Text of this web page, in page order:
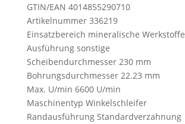
GTIN/EAN 4014855290710
Artikelnummer 336219
Einsatzbereich mineralische Werkstoffe
Ausführung sonstige
Scheibendurchmesser 230 mm
Bohrungsdurchmesser 22.23 mm
Max. U/min 6600 U/min
Maschinentyp Winkelschleifer
Randausführung Standardverzahnung